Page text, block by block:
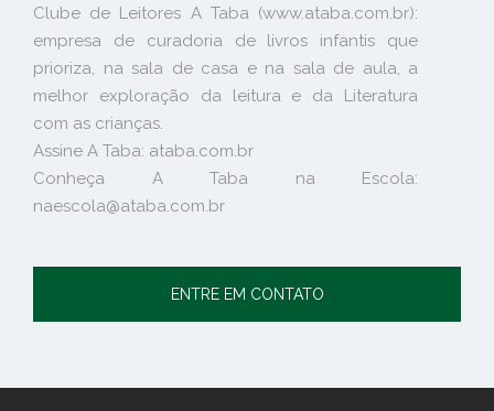
Clube de Leitores A Taba (www.ataba.com.br):
empresa de curadoria de livros infantis que
prioriza, na sala de casa e na sala de aula, a
melhor exploração da leitura e da Literatura
com as crianças.
Assine A Taba: ataba.com.br
Conheça A Taba na Escola:
naescola@ataba.com.br
ENTRE EM CONTATO